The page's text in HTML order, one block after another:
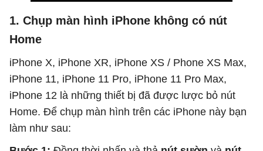
1. Chụp màn hình iPhone không có nút
Home
iPhone X, iPhone XR, iPhone XS / Phone XS Max,
iPhone 11, iPhone 11 Pro, iPhone 11 Pro Max,
iPhone 12 là những thiết bị đã được lược bỏ nút
Home. Để chụp màn hình trên các iPhone này bạn
làm như sau: